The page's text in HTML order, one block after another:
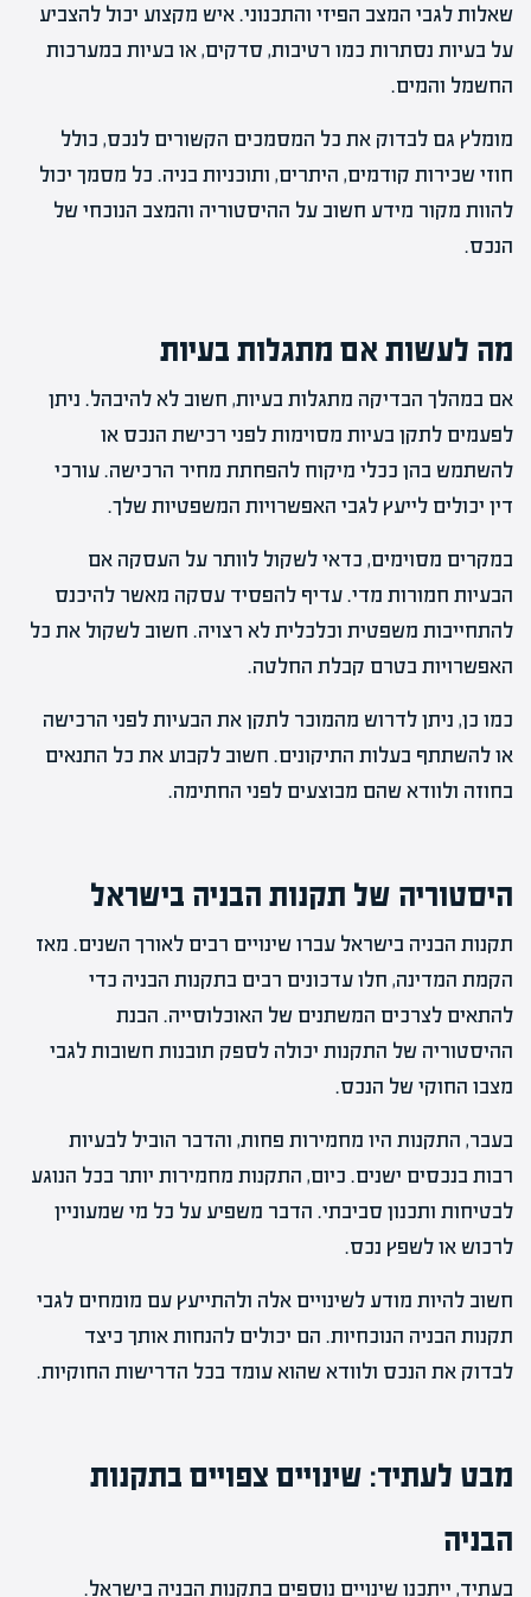
שאלות לגבי המצב הפיזי והתכנוני. איש מקצוע יכול להצביע
על בעיות נסתרות כמו רטיבות, סדקים, או בעיות במערכות
החשמל והמים.
מומלץ גם לבדוק את כל המסמכים הקשורים לנכס, כולל
חוזי שכירות קודמים, היתרים, ותוכניות בניה. כל מסמך יכול
להוות מקור מידע חשוב על ההיסטוריה והמצב הנוכחי של
הנכס.
מה לעשות אם מתגלות בעיות
אם במהלך הבדיקה מתגלות בעיות, חשוב לא להיבהל. ניתן
לפעמים לתקן בעיות מסוימות לפני רכישת הנכס או
להשתמש בהן ככלי מיקוח להפחתת מחיר הרכישה. עורכי
דין יכולים לייעץ לגבי האפשרויות המשפטיות שלך.
במקרים מסוימים, כדאי לשקול לוותר על העסקה אם
הבעיות חמורות מדי. עדיף להפסיד עסקה מאשר להיכנס
להתחייבות משפטית וכלכלית לא רצויה. חשוב לשקול את כל
האפשרויות בטרם קבלת החלטה.
כמו כן, ניתן לדרוש מהמוכר לתקן את הבעיות לפני הרכישה
או להשתתף בעלות התיקונים. חשוב לקבוע את כל התנאים
בחוזה ולוודא שהם מבוצעים לפני החתימה.
היסטוריה של תקנות הבניה בישראל
תקנות הבניה בישראל עברו שינויים רבים לאורך השנים. מאז
הקמת המדינה, חלו עדכונים רבים בתקנות הבניה כדי
להתאים לצרכים המשתנים של האוכלוסייה. הבנת
ההיסטוריה של התקנות יכולה לספק תובנות חשובות לגבי
מצבו החוקי של הנכס.
בעבר, התקנות היו מחמירות פחות, והדבר הוביל לבעיות
רבות בנכסים ישנים. כיום, התקנות מחמירות יותר בכל הנוגע
לבטיחות ותכנון סביבתי. הדבר משפיע על כל מי שמעוניין
לרכוש או לשפץ נכס.
חשוב להיות מודע לשינויים אלה ולהתייעץ עם מומחים לגבי
תקנות הבניה הנוכחיות. הם יכולים להנחות אותך כיצד
לבדוק את הנכס ולוודא שהוא עומד בכל הדרישות החוקיות.
מבט לעתיד: שינויים צפויים בתקנות
הבניה
בעתיד, ייתכנו שינויים נוספים בתקנות הבניה בישראל.